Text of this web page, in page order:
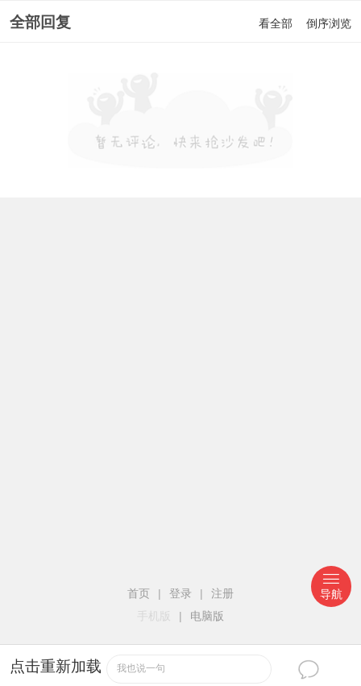
全部回复 看全部 倒序浏览
点击重新加载 我也说一句
首页 | 登录 |
注册
手机版
| 电脑版
导航